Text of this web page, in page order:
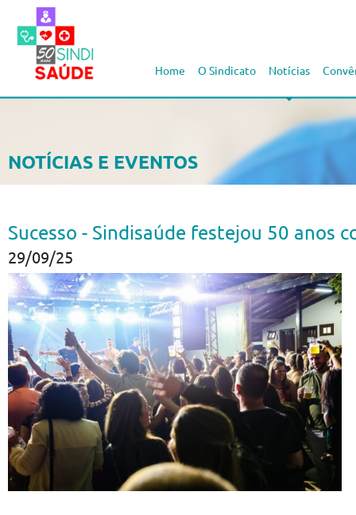
Notícias
O Sindicato
Home
NOTÍCIAS E EVENTOS
Sucesso - Sindisaúde festejou 50 anos
29/09/25